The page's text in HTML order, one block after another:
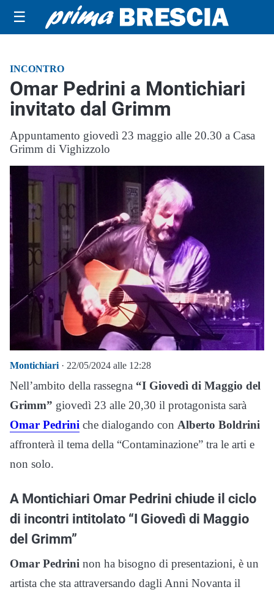
☰
INCONTRO
Omar Pedrini a Montichiari
invitato dal Grimm
Appuntamento giovedì 23 maggio alle 20.30 a Casa
Grimm di Vighizzolo
Montichiari · 22/05/2024 alle 12:28
Nell’ambito della rassegna “I Giovedì di Maggio del
Grimm” giovedì 23 alle 20,30 il protagonista sarà
Omar Pedrini che dialogando con Alberto Boldrini
affronterà il tema della “Contaminazione” tra le arti e
non solo.
A Montichiari Omar Pedrini chiude il ciclo
di incontri intitolato “I Giovedì di Maggio
del Grimm”
Omar Pedrini non ha bisogno di presentazioni, è un
artista che sta attraversando dagli Anni Novanta il